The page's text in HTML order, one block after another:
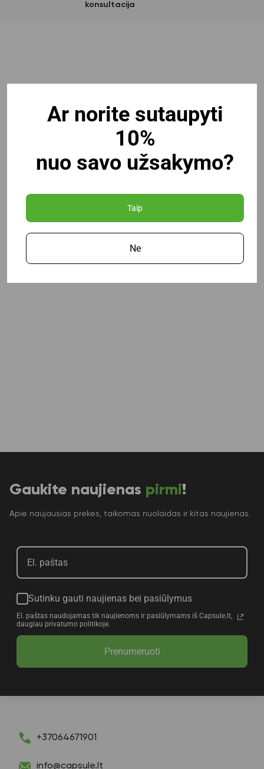
konsultacija
Gaukite naujienas pirmi!
Apie naujausias prekes, taikomas nuolaidas ir kitas naujienas.
Sutinku gauti naujienas bei pasiūlymus
El. paštas naudojamas tik naujienoms ir pasiūlymams iš Capsule.lt,
daugiau privatumo politikoje.
Prenumeruoti
+37064671901
info@capsule.lt
Ar norite sutaupyti
10%
nuo savo užsakymo?
Taip
Ne